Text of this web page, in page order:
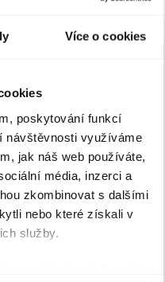
Více o cookies
poskytování funkcí
návštěvnosti využíváme
jak náš web používáte,
média, inzerci a
zkombinovat s dalšími
nebo které získali v
služby.